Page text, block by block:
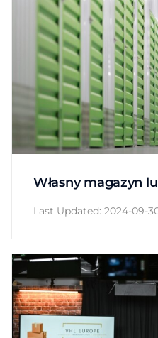
Własny magazyn
Last Updated: 2024-09-